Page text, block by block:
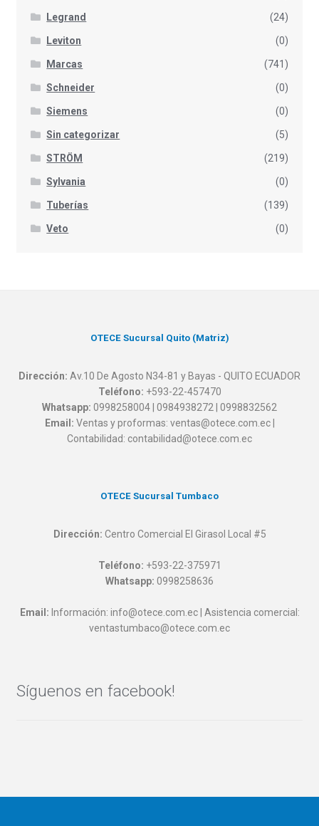
Legrand (24)
Leviton (0)
Marcas (741)
Schneider (0)
Siemens (0)
Sin categorizar (5)
STRÖM (219)
Sylvania (0)
Tuberías (139)
Veto (0)
OTECE Sucursal Quito (Matriz)
Dirección: Av.10 De Agosto N34-81 y Bayas - QUITO ECUADOR
Teléfono: +593-22-457470
Whatsapp: 0998258004 | 0984938272 | 0998832562
Email: Ventas y proformas: ventas@otece.com.ec |
Contabilidad: contabilidad@otece.com.ec
OTECE Sucursal Tumbaco
Dirección: Centro Comercial El Girasol Local #5
Teléfono: +593-22-375971
Whatsapp: 0998258636
Email: Información: info@otece.com.ec | Asistencia comercial:
ventastumbaco@otece.com.ec
Síguenos en facebook!